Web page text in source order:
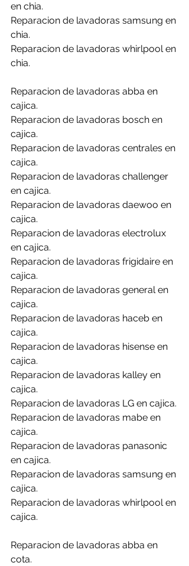
en chia.
Reparacion de lavadoras samsung en
chia.
Reparacion de lavadoras whirlpool en
chia.
Reparacion de lavadoras abba en
cajica.
Reparacion de lavadoras bosch en
cajica.
Reparacion de lavadoras centrales en
cajica.
Reparacion de lavadoras challenger
en cajica.
Reparacion de lavadoras daewoo en
cajica.
Reparacion de lavadoras electrolux
en cajica.
Reparacion de lavadoras frigidaire en
cajica.
Reparacion de lavadoras general en
cajica.
Reparacion de lavadoras haceb en
cajica.
Reparacion de lavadoras hisense en
cajica.
Reparacion de lavadoras kalley en
cajica.
Reparacion de lavadoras LG en cajica.
Reparacion de lavadoras mabe en
cajica.
Reparacion de lavadoras panasonic
en cajica.
Reparacion de lavadoras samsung en
cajica.
Reparacion de lavadoras whirlpool en
cajica.
Reparacion de lavadoras abba en
cota.